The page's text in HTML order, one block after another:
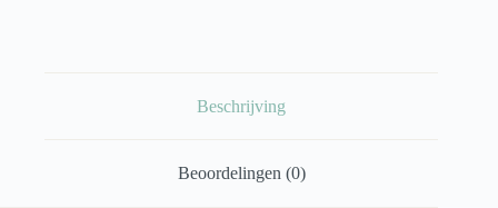
Beschrijving
Beoordelingen (0)